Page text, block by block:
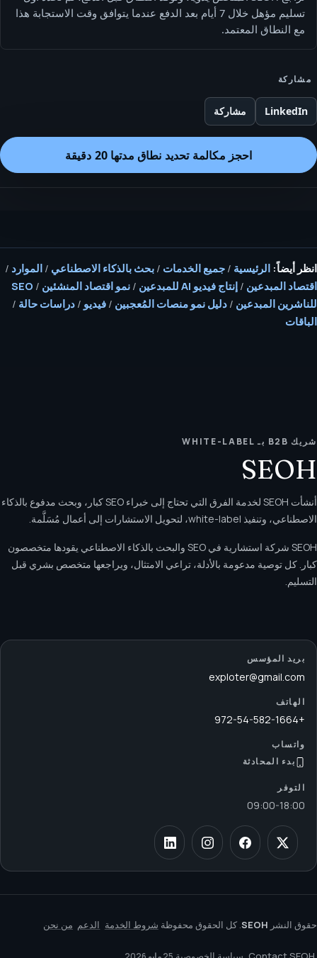
تسليم مؤهل خلال 7 أيام بعد الدفع عندما يتوافق وقت الاستجابة هذا
مع النطاق المعتمد.
مشاركة
LinkedIn مشاركة
احجز مكالمة تحديد نطاق مدتها 20 دقيقة
انظر أيضاً: الرئيسية / جميع الخدمات / بحث بالذكاء الاصطناعي / الموارد /
اقتصاد المبدعين / إنتاج فيديو AI للمبدعين / نمو اقتصاد المنشئين /
SEO
للناشرين المبدعين / دليل نمو منصات المُعجبين / فيديو / دراسات حالة /
الباقات
شريك B2B بـ WHITE-LABEL
SEOH
أنشأت SEOH لخدمة الفرق التي تحتاج إلى خبراء SEO كبار، وبحث مدفوع بالذكاء
الاصطناعي، وتنفيذ white-label، لتحويل الاستشارات إلى أعمال مُسَلَّمة.
SEOH شركة استشارية في SEO والبحث بالذكاء الاصطناعي يقودها متخصصون
كبار. كل توصية مدعومة بالأدلة، تراعي الامتثال، ويراجعها متخصص بشري قبل
التسليم.
بريد المؤسس
exploter@gmail.com
الهاتف
+972-54-582-1664
واتساب
بدء المحادثة
التوفر
09:00-18:00
حقوق النشر SEOH. كل الحقوق محفوظة شروط الخدمة الدعم من نحن